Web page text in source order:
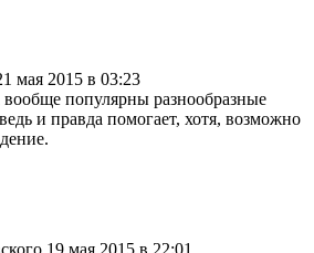
мая 2015 в 03:23
популярны разнообразные
и правда помогает, хотя, возможно